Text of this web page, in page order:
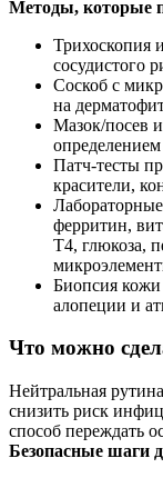
Методы, которые
Трихоскопия
сосудистого
Соскоб с
на
Мазок/посев
Патч-тесты
красители,
ферритин,
Т4, глюкоза,
Биопсия
алопеции и
Что можно
Нейтральная
снизить риск
способ переждать
Безопасные шаги